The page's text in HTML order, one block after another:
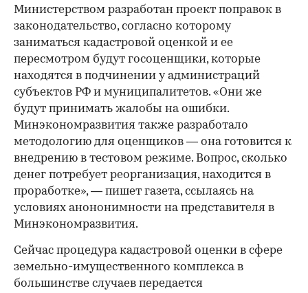
Министерством разработан проект поправок в
законодательство, согласно которому
заниматься кадастровой оценкой и ее
пересмотром будут госоценщики, которые
находятся в подчинении у администраций
субъектов РФ и муниципалитетов. «Они же
будут принимать жалобы на ошибки.
Минэкономразвития также разработало
методологию для оценщиков — она готовится к
внедрению в тестовом режиме. Вопрос, сколько
денег потребует реорганизация, находится в
проработке», — пишет газета, ссылаясь на
условиях анононимности на представителя в
Минэкономразвития.
Сейчас процедура кадастровой оценки в сфере
земельно-имущественного комплекса в
большинстве случаев передается